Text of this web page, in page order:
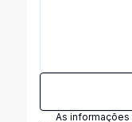
As informações